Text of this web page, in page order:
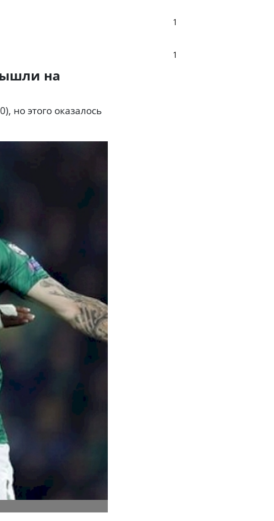
1
1
на
но этого оказалось